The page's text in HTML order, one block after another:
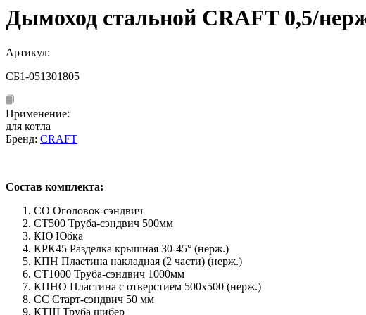
Дымоход стальной CRAFT 0,5/
Артикул:
СБ1-051301805
Применение:
для котла
Бренд: CRAFT
Состав комплекта:
СО Оголовок-сэндвич
СТ500 Труба-сэндвич 500мм
КЮ Юбка
КРК45 Разделка крышная 30-45° (нерж.)
КПН Пластина накладная (2 части) (нерж.)
СТ1000 Труба-сэндвич 1000мм
КПНО Пластина с отверстием 500х500 (нерж.)
СС Старт-сэндвич 50 мм
КТШ Труба шибер